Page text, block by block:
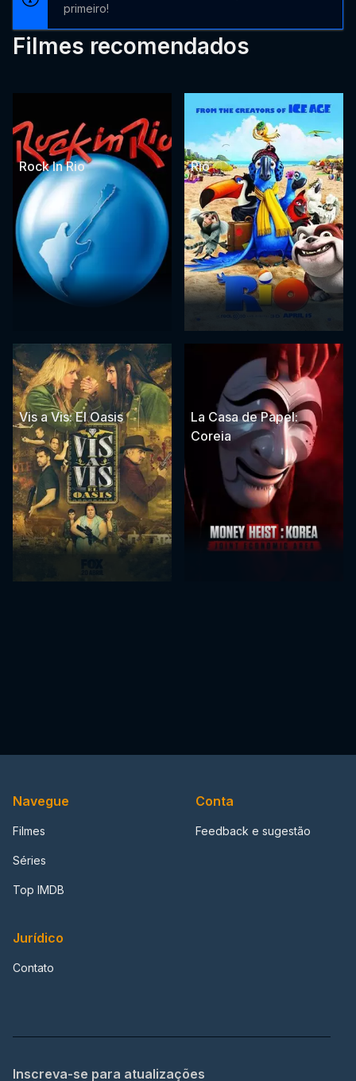
primeiro!
Filmes recomendados
Rock In Rio Rio
Vis a Vis: El Oasis
La Casa de Papel:
Coreia
Navegue
Filmes
Séries
Top IMDB
Conta
Feedback e sugestão
Jurídico
Contato
Inscreva-se para atualizações